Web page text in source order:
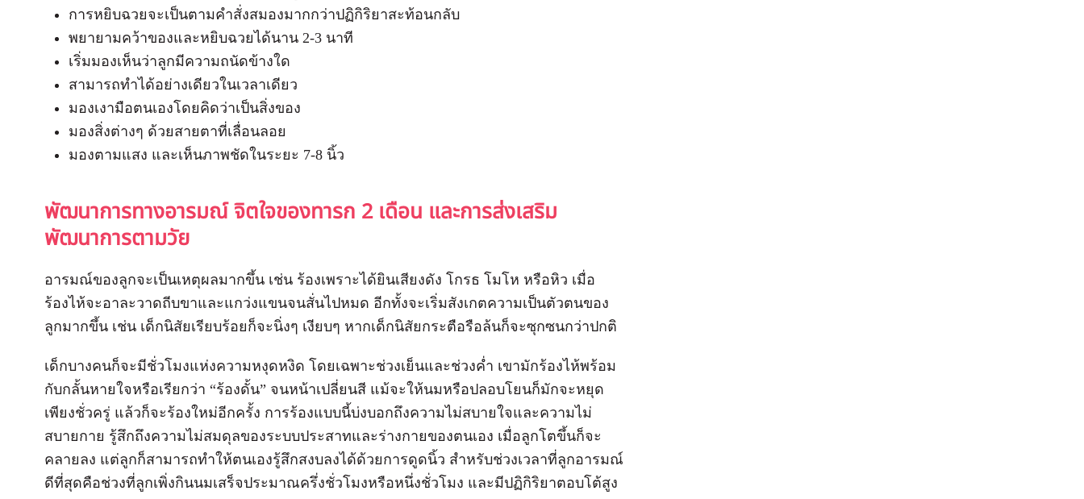
การหยิบฉวยจะเป็นตามคำสั่งสมองมากกว่าปฏิกิริยาสะท้อนกลับ
พยายามคว้าของและหยิบฉวยได้นาน 2-3 นาที
เริ่มมองเห็นว่าลูกมีความถนัดข้างใด
สามารถทำได้อย่างเดียวในเวลาเดียว
มองเงามือตนเองโดยคิดว่าเป็นสิ่งของ
มองสิ่งต่างๆ ด้วยสายตาที่เลื่อนลอย
มองตามแสง และเห็นภาพชัดในระยะ 7-8 นิ้ว
พัฒนาการทางอารมณ์ จิตใจของทารก 2 เดือน และการส่งเสริม
พัฒนาการตามวัย
อารมณ์ของลูกจะเป็นเหตุผลมากขึ้น เช่น ร้องเพราะได้ยินเสียงดัง โกรธ โมโห หรือหิว เมื่อ
ร้องไห้จะอาละวาดถีบขาและแกว่งแขนจนสั่นไปหมด อีกทั้งจะเริ่มสังเกตความเป็นตัวตนของ
ลูกมากขึ้น เช่น เด็กนิสัยเรียบร้อยก็จะนิ่งๆ เงียบๆ หากเด็กนิสัยกระตือรือล้นก็จะซุกซนกว่าปกติ
เด็กบางคนก็จะมีชั่วโมงแห่งความหงุดหงิด โดยเฉพาะช่วงเย็นและช่วงค่ำ เขามักร้องไห้พร้อม
กับกลั้นหายใจหรือเรียกว่า “ร้องดั้น” จนหน้าเปลี่ยนสี แม้จะให้นมหรือปลอบโยนก็มักจะหยุด
เพียงชั่วครู่ แล้วก็จะร้องใหม่อีกครั้ง การร้องแบบนี้บ่งบอกถึงความไม่สบายใจและความไม่
สบายกาย รู้สึกถึงความไม่สมดุลของระบบประสาทและร่างกายของตนเอง เมื่อลูกโตขึ้นก็จะ
คลายลง แต่ลูกก็สามารถทำให้ตนเองรู้สึกสงบลงได้ด้วยการดูดนิ้ว สำหรับช่วงเวลาที่ลูกอารมณ์
ดีที่สุดคือช่วงที่ลูกเพิ่งกินนมเสร็จประมาณครึ่งชั่วโมงหรือหนึ่งชั่วโมง และมีปฏิกิริยาตอบโต้สูง